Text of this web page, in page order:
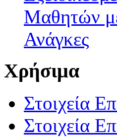
Μαθητών
Ανάγκες
Χρήσιμα
Στοιχεία
Στοιχεία